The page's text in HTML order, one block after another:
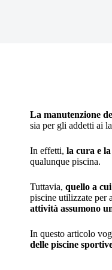
La manutenzione
sia per gli addetti ai
In effetti, la cura e
qualunque piscina.
Tuttavia, quello a
piscine utilizzate per
attività assumono
In questo articolo
delle piscine